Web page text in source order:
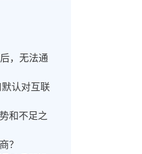
，无法通
认对互联
和不足之
？